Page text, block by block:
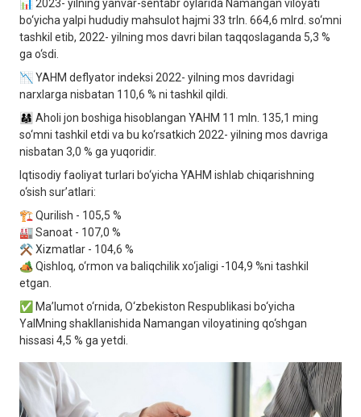
📊 2023- yilning yanvar-sentabr oylarida Namangan viloyati
bo‘yicha yalpi hududiy mahsulot hajmi 33 trln. 664,6 mlrd. so‘mni
tashkil etib, 2022- yilning mos davri bilan taqqoslaganda 5,3 %
ga o‘sdi.
📉 YAHM deflyator indeksi 2022- yilning mos davridagi
narxlarga nisbatan 110,6 % ni tashkil qildi.
👨‍👩‍👧 Aholi jon boshiga hisoblangan YAHM 11 mln. 135,1 ming
so‘mni tashkil etdi va bu ko‘rsatkich 2022- yilning mos davriga
nisbatan 3,0 % ga yuqoridir.
Iqtisodiy faoliyat turlari bo‘yicha YAHM ishlab chiqarishning
o‘sish surʼatlari:
🏗 Qurilish - 105,5 %
🏭 Sanoat - 107,0 %
⚒ Xizmatlar - 104,6 %
🏕 Qishloq, o‘rmon va baliqchilik xo‘jaligi -104,9 %ni tashkil
etgan.
✅ Maʼlumot o‘rnida, O‘zbekiston Respublikasi bo‘yicha
YaIMning shakllanishida Namangan viloyatining qo‘shgan
hissasi 4,5 % ga yetdi.